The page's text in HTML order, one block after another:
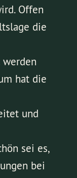
Offen
die
hat die
und
sei es,
bei